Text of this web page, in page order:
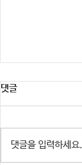
댓글
댓글을 입력하세요.